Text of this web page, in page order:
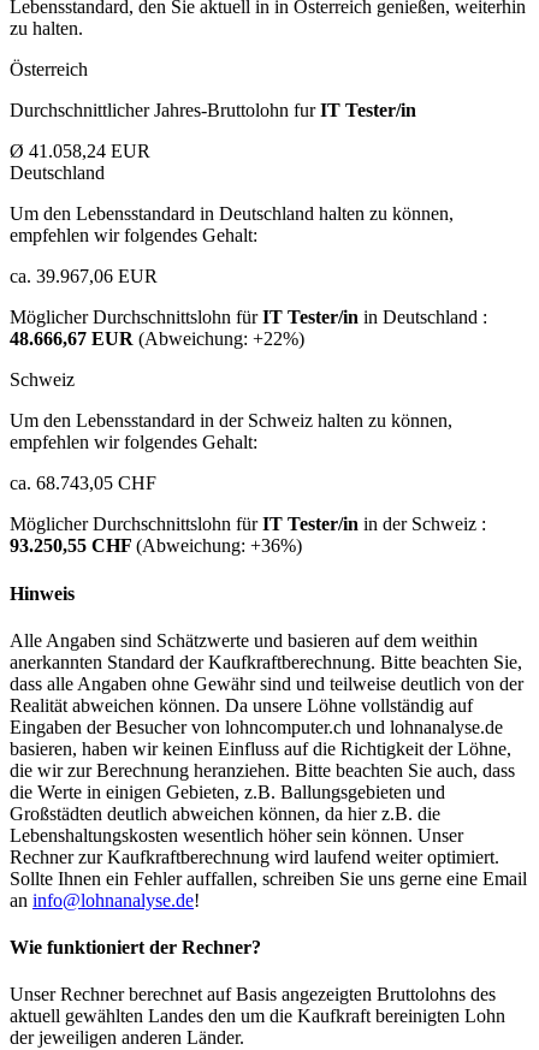
Lebensstandard, den Sie aktuell in in Österreich genießen, weiterhin
zu halten.
Österreich
Durchschnittlicher Jahres-Bruttolohn furIT Tester/in
Ø 41.058,24 EUR
Deutschland
Um den Lebensstandard in Deutschland halten zu können,
empfehlen wir folgendes Gehalt:
ca. 39.967,06 EUR
Möglicher Durchschnittslohn fürIT Tester/in in Deutschland :
48.666,67 EUR (Abweichung: +22%)
Schweiz
Um den Lebensstandard in der Schweiz halten zu können,
empfehlen wir folgendes Gehalt:
ca. 68.743,05 CHF
Möglicher Durchschnittslohn fürIT Tester/in in der Schweiz :
93.250,55 CHF (Abweichung: +36%)
Hinweis
Alle Angaben sind Schätzwerte und basieren auf dem weithin
anerkannten Standard der Kaufkraftberechnung. Bitte beachten Sie,
dass alle Angaben ohne Gewähr sind und teilweise deutlich von der
Realität abweichen können. Da unsere Löhne vollständig auf
Eingaben der Besucher von lohncomputer.ch und lohnanalyse.de
basieren, haben wir keinen Einfluss auf die Richtigkeit der Löhne,
die wir zur Berechnung heranziehen. Bitte beachten Sie auch, dass
die Werte in einigen Gebieten, z.B. Ballungsgebieten und
Großstädten deutlich abweichen können, da hier z.B. die
Lebenshaltungskosten wesentlich höher sein können. Unser
Rechner zur Kaufkraftberechnung wird laufend weiter optimiert.
Sollte Ihnen ein Fehler auffallen, schreiben Sie uns gerne eine Email
an info@lohnanalyse.de!
Wie funktioniert der Rechner?
Unser Rechner berechnet auf Basis angezeigten Bruttolohns des
aktuell gewählten Landes den um die Kaufkraft bereinigten Lohn
der jeweiligen anderen Länder.